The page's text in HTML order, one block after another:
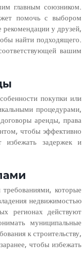
главным союзником.
помочь с выбором
у друзей,
найти подходящего.
вашим
покупки или
процедурами,
аренды, права
чтобы эффективно
избежать задержек и
которые
недвижимостью
регионах действуют
муниципальные
к строительству,
чтобы избежать